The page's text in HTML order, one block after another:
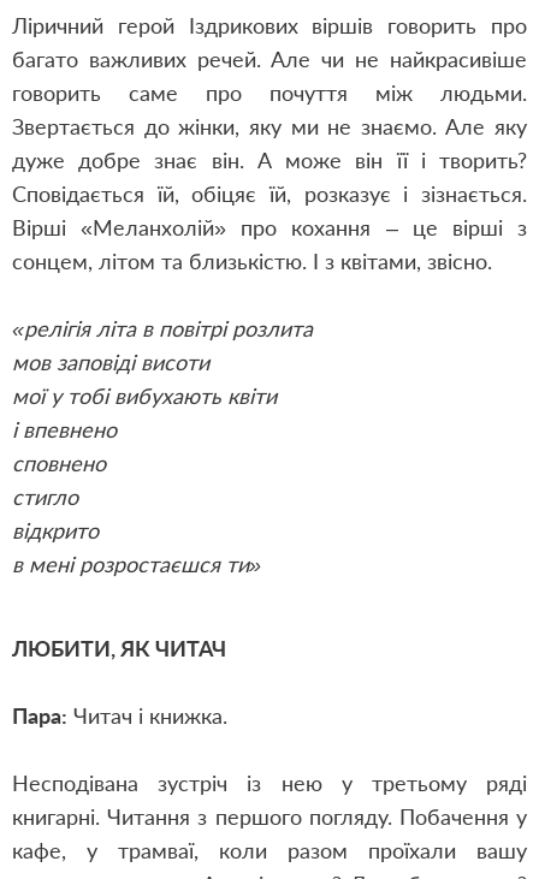
Ліричний герой Іздрикових віршів говорить про
багато важливих речей. Але чи не найкрасивіше
говорить саме про почуття між людьми.
Звертається до жінки, яку ми не знаємо. Але яку
дуже добре знає він. А може він її і творить?
Сповідається їй, обіцяє їй, розказує і зізнається.
Вірші«Меланхолій» про кохання – це вірші з
сонцем, літом та близькістю. І з квітами, звісно.
«релігія літа в повітрі розлита
мов заповіді висоти
мої у тобі вибухають квіти
і впевнено
сповнено
стигло
відкрито
в мені розростаєшся ти»
ЛЮБИТИ, ЯК ЧИТАЧ
Пара: Читач і книжка.
Несподівана зустріч із нею у третьому ряді
книгарні. Читання з першого погляду. Побачення у
кафе, у трамваї, коли разом проїхали вашу